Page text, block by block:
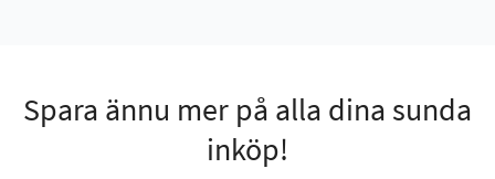
Spara ännu mer på alla dina sunda
inköp!